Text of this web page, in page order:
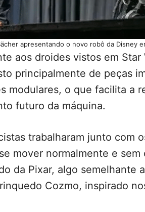
apresentando o novo robô da Disney
aos droides vistos em Star
principalmente de peças
modulares, o que facilita a
futuro da máquina.
trabalharam junto com
mover normalmente e sem
da Pixar, algo semelhante
Cozmo, inspirado